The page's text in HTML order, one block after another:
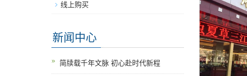
线上购买
新闻中心
简牍载千年文脉 初心赴时代新程